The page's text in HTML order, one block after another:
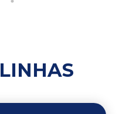
LINHAS